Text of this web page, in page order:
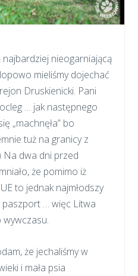
nieogarniającą
mieliśmy dojechać
Druskienicki. Pani
… jak następnego
„machnęła” bo
tuż na granicy z
Na dwa dni przed
że pomimo iż
to jednak najmłodszy
paszport … więc Litwa
wywczasu.
że jechaliśmy w
i mała psia